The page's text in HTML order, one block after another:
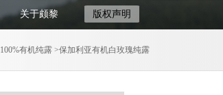
关于颇黎 版权声明
100%有机纯露 >保加利亚有机白玫瑰纯露